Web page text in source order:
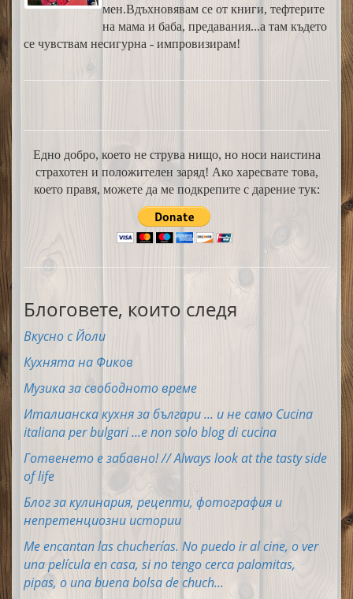
мен.Вдъхновявам се от книги, тефтерите
на мама и баба, предавания...а там където
се чувствам несигурна - импровизирам!
Едно добро, което не струва нищо, но носи наистина
страхотен и положителен заряд! Ако харесвате това,
което правя, можете да ме подкрепите с дарение тук:
Блоговете, които следя
Вкусно с Йоли
Кухнята на Фиков
Музика за свободното време
Италианска кухня за българи ... и не само Cucina
italiana per bulgari ...e non solo blog di cucina
Готвенето е забавно! // Always look at the tasty side
of life
Блог за кулинария, рецепти, фотография и
непретенциозни истории
Me encantan las chucherías. No puedo ir al cine, o ver
una película en casa, si no tengo cerca palomitas,
pipas, o una buena bolsa de chuch...